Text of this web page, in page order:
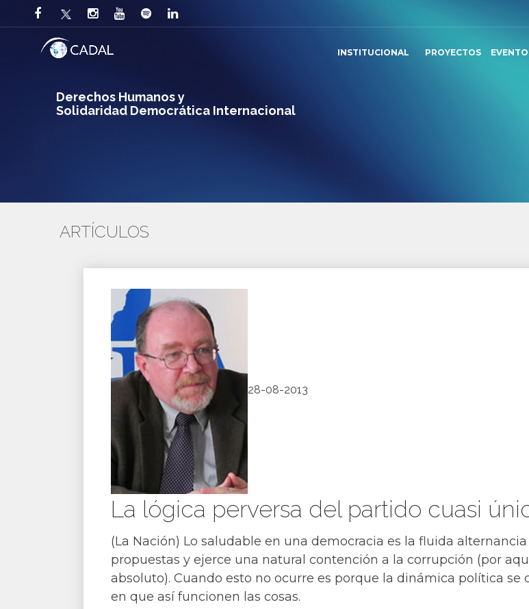
Derechos Humanos y
Solidaridad Democrática Internacional
INSTITUCIONAL PROYECTOS
ARTÍCULOS
28-08-2013
La lógica perversa del partido cuasi
(La Nación) Lo saludable en una democracia es la fluida
propuestas y ejerce una natural contención a la corrupción (por
absoluto). Cuando esto no ocurre es porque la dinámica política
en que así funcionen las cosas.